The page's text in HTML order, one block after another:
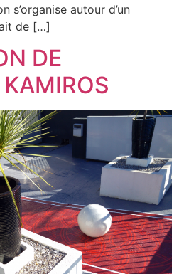
s’organise autour d’un
de […]
DE